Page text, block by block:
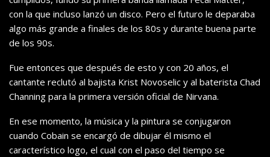
con la que incluso lanzó un disco. Pero el futuro le deparaba
algo más grande a finales de los 80s y durante buena parte
de los 90s.
Fue entonces que después de esto y con 20 años, el
cantante reclutó al bajista Krist Novoselic y al baterista Chad
Channing para la primera versión oficial de Nirvana.
En ese momento, la música y la pintura se conjugaron
cuando Cobain se encargó de dibujar él mismo el
característico logo, el cual con el paso del tiempo se